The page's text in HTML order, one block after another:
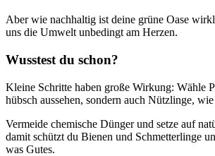
Aber wie nachhaltig ist deine grüne Oase
uns die Umwelt unbedingt am Herzen.
Wusstest du schon?
Kleine Schritte haben große Wirkung: Wähle
hübsch aussehen, sondern auch Nützlinge,
Vermeide chemische Dünger und setze auf
damit schützt du Bienen und Schmetterlinge
was Gutes.